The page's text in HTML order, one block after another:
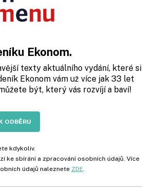
Ekonom.
texty aktuálního vydání, které si
Ekonom vám už více jak 33 let
být, který vás rozvíjí a baví!
ODBĚRU
kdykoliv.
ke sbírání a zpracování osobních údajů. Více
údajů naleznete ZDE